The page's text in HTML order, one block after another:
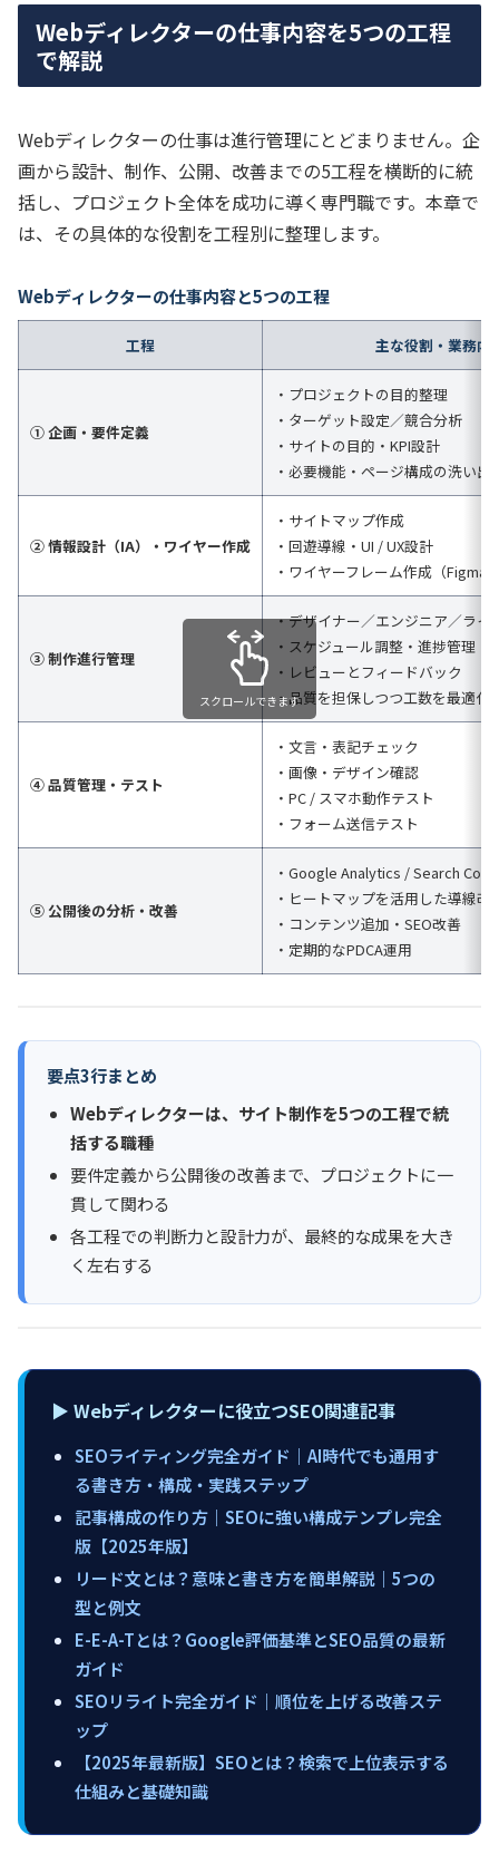
Webディレクターの仕事内容を5つの工程
で解説
Webディレクターの仕事は進行管理にとどまりません。企
画から設計、制作、公開、改善までの5工程を横断的に統
括し、プロジェクト全体を成功に導く専門職です。本章で
は、その具体的な役割を工程別に整理します。
Webディレクターの仕事内容と5つの工程
工程 主な役割・業務内
① 企画・要件定義
・プロジェクトの目的整理
・ターゲット設定／競合分析
・サイトの目的・KPI設計
・必要機能・ページ構成の洗い出
② 情報設計（IA）・ワイヤー作成
・サイトマップ作成
・回遊導線・UI / UX設計
・ワイヤーフレーム作成（Figma
③ 制作進行管理
・デザイナー／エンジニア／ライ
・スケジュール調整・進捗管理
・レビューとフィードバック
・品質を担保しつつ工数を最適化
④ 品質管理・テスト
・文言・表記チェック
・画像・デザイン確認
・PC / スマホ動作テスト
・フォーム送信テスト
⑤ 公開後の分析・改善
・Google Analytics / Search
・ヒートマップを活用した導線改
・コンテンツ追加・SEO改善
・定期的なPDCA運用
スクロールできます
要点3行まとめ
Webディレクターは、サイト制作を5つの工程で統
括する職種
要件定義から公開後の改善まで、プロジェクトに一
貫して関わる
各工程での判断力と設計力が、最終的な成果を大き
く左右する
▶︎ Webディレクターに役立つSEO関連記事
SEOライティング完全ガイド｜AI時代でも通用す
る書き方・構成・実践ステップ
記事構成の作り方｜SEOに強い構成テンプレ完全
版【2025年版】
リード文とは？意味と書き方を簡単解説｜5つの
型と例文
E-E-A-Tとは？Google評価基準とSEO品質の最新
ガイド
SEOリライト完全ガイド｜順位を上げる改善ステ
ップ
【2025年最新版】SEOとは？検索で上位表示する
仕組みと基礎知識